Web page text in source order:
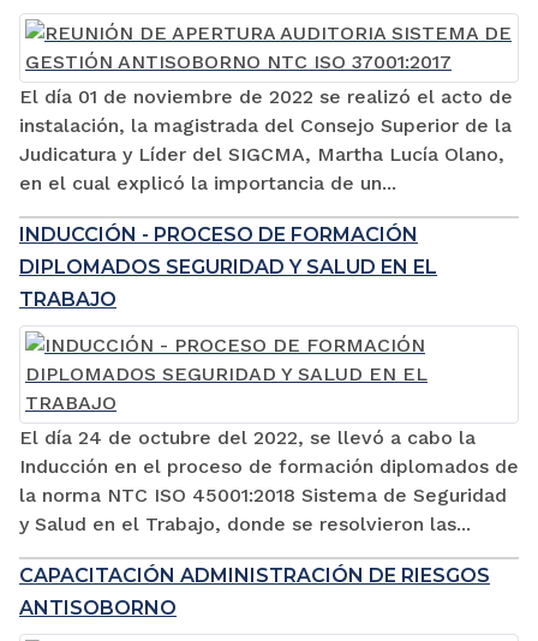
El día 01 de noviembre de 2022 se realizó el acto de
instalación, la magistrada del Consejo Superior de la
Judicatura y Líder del SIGCMA, Martha Lucía Olano,
en el cual explicó la importancia de un...
INDUCCIÓN - PROCESO DE FORMACIÓN
DIPLOMADOS SEGURIDAD Y SALUD EN EL
TRABAJO
El día 24 de octubre del 2022, se llevó a cabo la
Inducción en el proceso de formación diplomados de
la norma NTC ISO 45001:2018 Sistema de Seguridad
y Salud en el Trabajo, donde se resolvieron las...
CAPACITACIÓN ADMINISTRACIÓN DE RIESGOS
ANTISOBORNO